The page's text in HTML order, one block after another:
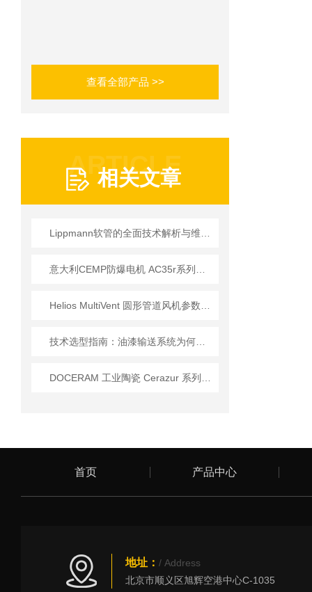
查看全部产品 >>
ARTICLE
相关文章
首页 产品中心
地址： / Address
北京市顺义区旭辉空港中心C-1035